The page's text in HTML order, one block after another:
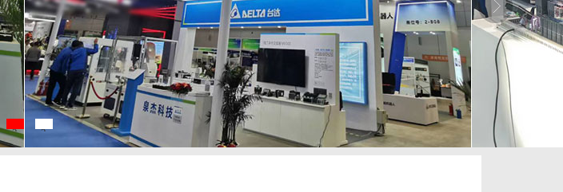
2 3